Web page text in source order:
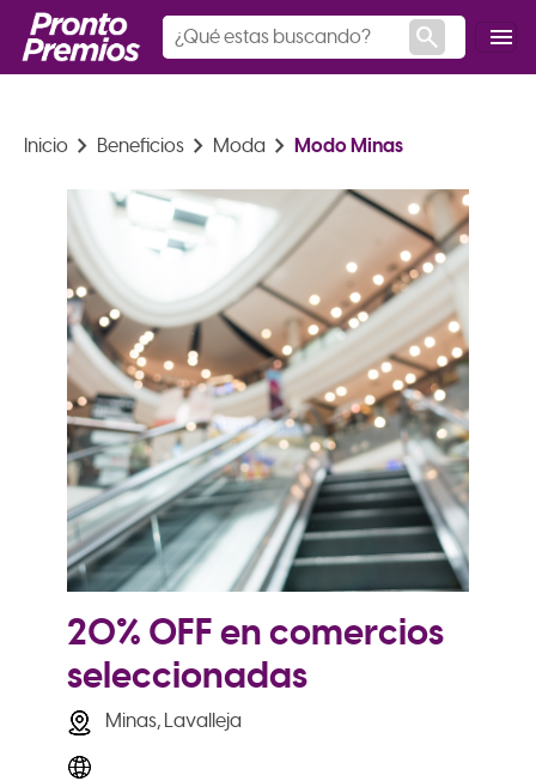
search menu
Iniciokeyboard_arrow_right Beneficioskeyboard_arrow_right Modakeyboard_arrow_right Modo Minas
20% OFF en comercios
seleccionadas
Minas, Lavalleja